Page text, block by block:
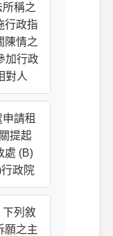
稱之
行政指
陳情之
加行政
對人
請租
提起
處 (B)
政院
下列敘
願之主